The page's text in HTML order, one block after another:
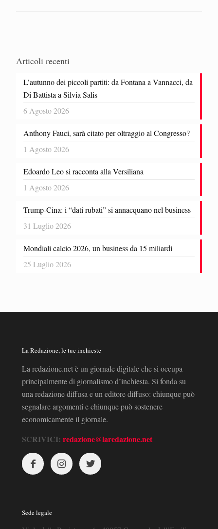
Articoli recenti
L’autunno dei piccoli partiti: da Fontana a Vannacci, da
Di Battista a Silvia Salis
6 Agosto 2026
Anthony Fauci, sarà citato per oltraggio al Congresso?
1 Agosto 2026
Edoardo Leo si racconta alla Versiliana
1 Agosto 2026
Trump-Cina: i “dati rubati” si annacquano nel business
31 Luglio 2026
Mondiali calcio 2026, un business da 15 miliardi
25 Luglio 2026
La Redazione, le tue inchieste
La redazione.net è un giornale digitale che si occupa
principalmente di giornalismo d’inchiesta. Si fonda su
una redazione diffusa e un editore diffuso: chiunque può
segnalare argomenti e chiunque può sostenere
economicamente il giornale.
SCRIVICI: redazione@laredazione.net
Sede legale